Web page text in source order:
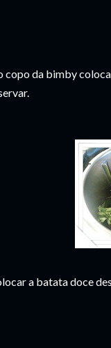
copo da bimby
a batata doce